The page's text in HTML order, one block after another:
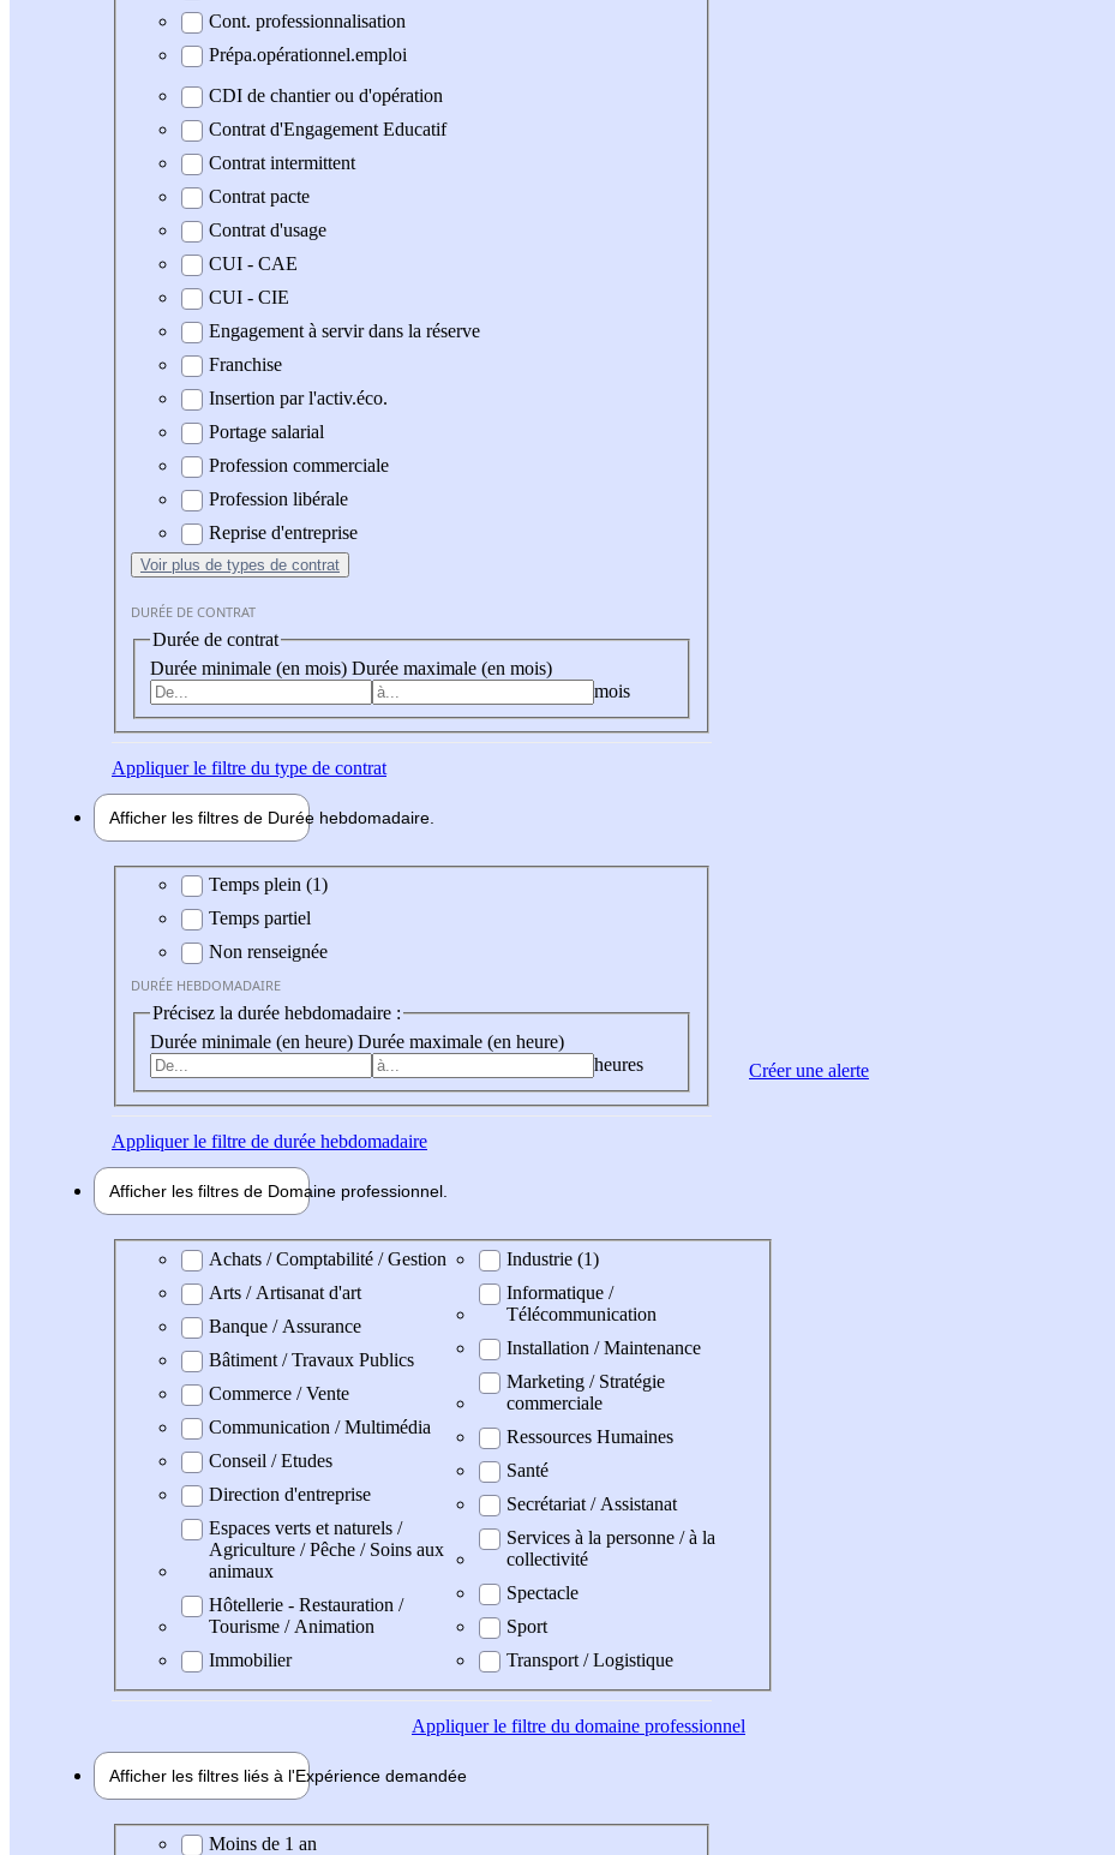
Cont. professionnalisation
Prépa.opérationnel.emploi
CDI de chantier ou d'opération
Contrat d'Engagement Educatif
Contrat intermittent
Contrat pacte
Contrat d'usage
CUI - CAE
CUI - CIE
Engagement à servir dans la réserve
Franchise
Insertion par l'activ.éco.
Portage salarial
Profession commerciale
Profession libérale
Reprise d'entreprise
Voir plus de types de contrat
DURÉE DE CONTRAT
Durée de contrat
Durée minimale (en mois) Durée maximale (en mois)
mois
Appliquerle filtre du type de contrat
Afficher les filtres de Durée hebdomadaire
Durée hebdomadaire
Temps plein (1)
Temps partiel
Non renseignée
DURÉE HEBDOMADAIRE
Précisez la durée hebdomadaire :
Durée minimale (en heure) Durée maximale (en heure)
heures
Appliquerle filtre de durée hebdomadaire
Afficher les filtres de Domaine professionnel
Domaine professionel
Achats / Comptabilité / Gestion
Arts / Artisanat d'art
Banque / Assurance
Bâtiment / Travaux Publics
Commerce / Vente
Communication / Multimédia
Conseil / Etudes
Direction d'entreprise
Espaces verts et naturels /
Agriculture / Pêche / Soins aux
animaux
Hôtellerie - Restauration /
Tourisme / Animation
Immobilier
Industrie (1)
Informatique /
Télécommunication
Installation / Maintenance
Marketing / Stratégie
commerciale
Ressources Humaines
Santé
Secrétariat / Assistanat
Services à la personne / à la
collectivité
Spectacle
Sport
Transport / Logistique
Appliquerle filtre du domaine professionnel
Afficher les filtres liés à l'Expérience demandée
Expérience demandée
Moins de 1 an
Créer une alerte